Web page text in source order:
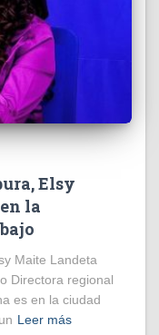
Elsy
la
Maite Landeta
Directora regional
es en la ciudad
Leer más